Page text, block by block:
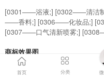
[0301——浴液;] [0302——清洁
——香料;] [0306——化妆品;]
[0307——口气清新喷雾;]
商标效果图
首页 分类